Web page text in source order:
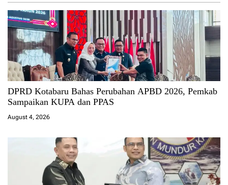
DPRD Kotabaru Bahas Perubahan APBD 2026, Pemkab
Sampaikan KUPA dan PPAS
August 4, 2026